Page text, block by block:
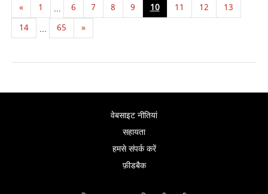
« 1 ... 6 7 8 9 10 11 12
13
14
... 65 »
वेबसाइट नीतियां
सहायता
हमसे संपर्क करें
फ़ीडबैक